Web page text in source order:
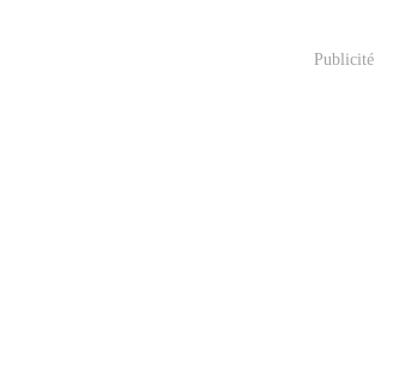
Publicité